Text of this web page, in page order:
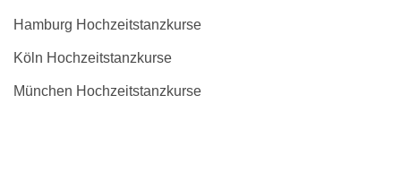
Hamburg Hochzeitstanzkurse
Köln Hochzeitstanzkurse
München Hochzeitstanzkurse